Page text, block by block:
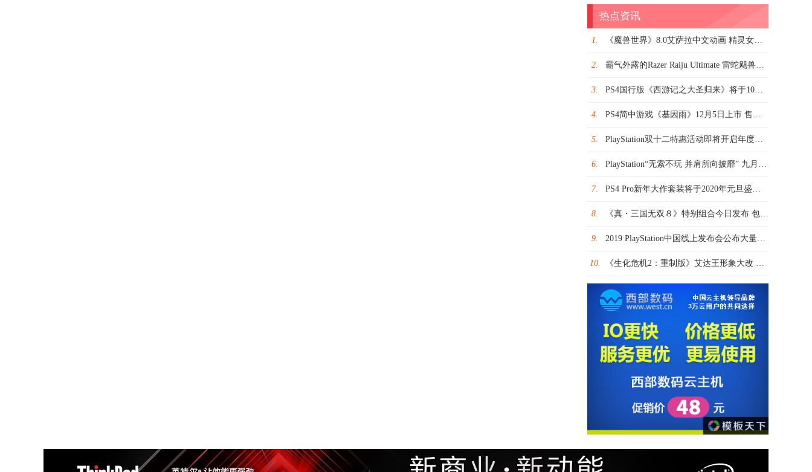
热点资讯
1. 《魔兽世界》8.0艾萨拉中文动画 精灵女王变异娜迦
2. 霸气外露的Razer Raiju Ultimate 雷蛇飓兽终级版无线手柄开箱图鉴与简测
3. PS4国行版《西游记之大圣归来》将于10月16日全球首发
4. PS4简中游戏《基因雨》12月5日上市 售价149元
5. PlayStation双十二特惠活动即将开启年度狂欢盛典惊喜连连
6. PlayStation“无索不玩 并肩所向披靡” 九月限时促销特惠活动即将开启
7. PS4 Pro新年大作套装将于2020年元旦盛情推出
8. 《真・三国无双８》特别组合今日发布 包含游戏本体和DLC超值套组！
9. 2019 PlayStation中国线上发布会公布大量新游信息
10. 《生化危机2：重制版》艾达王形象大改 为真实性舍弃经典造型